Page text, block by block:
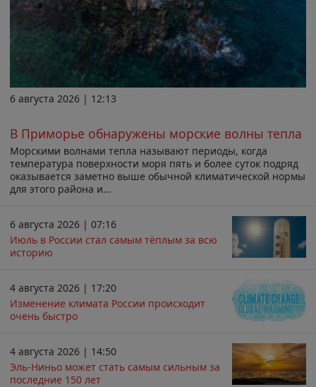
6 августа 2026 | 12:13
В Приморье обнаружены морские волны тепла
Морскими волнами тепла называют периоды, когда
температура поверхности моря пять и более суток подряд
оказывается заметно выше обычной климатической нормы
для этого района и...
6 августа 2026 | 07:16
Июль в России стал самым тёплым за всю
историю
4 августа 2026 | 17:20
Изменение климата России происходит
очень быстро
4 августа 2026 | 14:50
Эль-Ниньо может стать самым сильным за
последние 150 лет